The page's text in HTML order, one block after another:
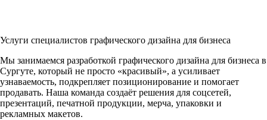
Услуги специалистов графического дизайна для бизнеса
Мы занимаемся разработкой графического дизайна для бизнеса в
Сургуте, который не просто «красивый», а усиливает
узнаваемость, подкрепляет позиционирование и помогает
продавать. Наша команда создаёт решения для соцсетей,
презентаций, печатной продукции, мерча, упаковки и
рекламных макетов.